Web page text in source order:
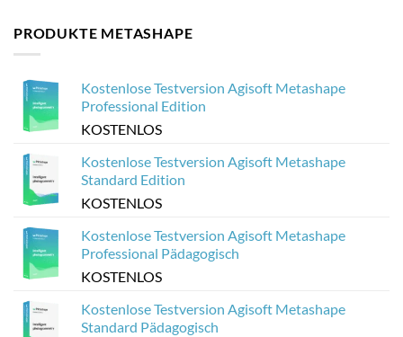
Agisoft
Metashape
Erstellen
webbasierter
Agisoft
Metashape-
Modellen
PRODUKTE METASHAPE
Kostenlose Testversion Agisoft Metashape
Professional Edition
KOSTENLOS
Kostenlose Testversion Agisoft Metashape
Standard Edition
KOSTENLOS
Kostenlose Testversion Agisoft Metashape
Professional Pädagogisch
KOSTENLOS
Kostenlose Testversion Agisoft Metashape
Standard Pädagogisch